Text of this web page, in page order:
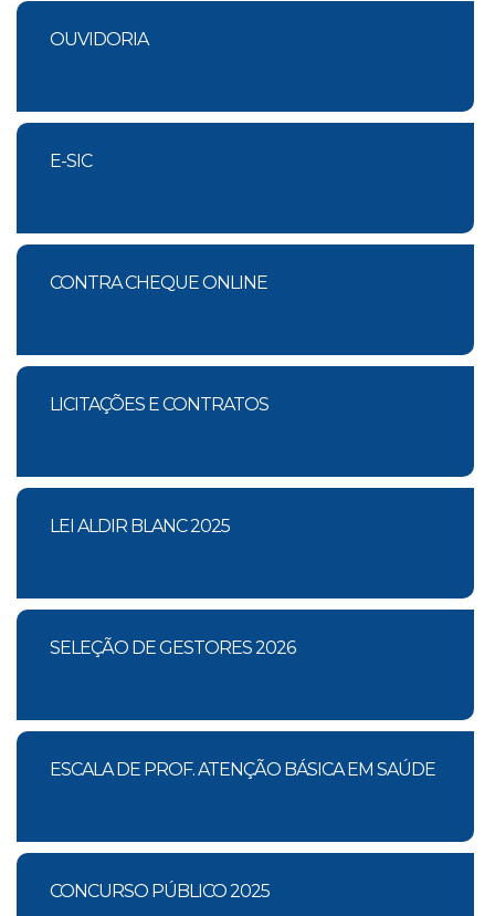
OUVIDORIA
E-SIC
CONTRA CHEQUE ONLINE
LICITAÇÕES E CONTRATOS
LEI ALDIR BLANC 2025
SELEÇÃO DE GESTORES 2026
ESCALA DE PROF. ATENÇÃO BÁSICA EM SAÚDE
CONCURSO PÚBLICO 2025